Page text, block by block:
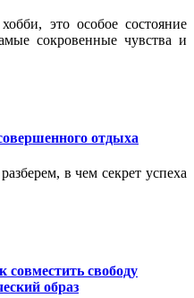
это особое состояние
сокровенные чувства и
отдыха
в чем секрет успеха
свободу
образ